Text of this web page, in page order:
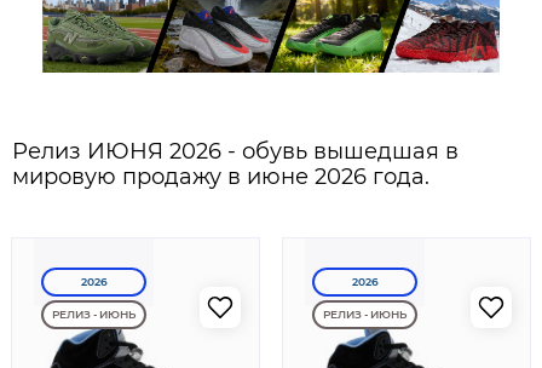
Релиз ИЮНЯ 2026 - обувь вышедшая в
мировую продажу в июне 2026 года.
2026
РЕЛИЗ - ИЮНЬ
2026
РЕЛИЗ - ИЮНЬ